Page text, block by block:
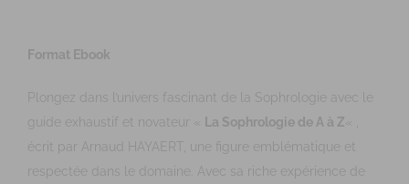
Format Ebook
Plongez dans l’univers fascinant de la Sophrologie avec le
guide exhaustif et novateur «
La Sophrologie de A à Z « ,
écrit par Arnaud HAYAERT, une figure emblématique et
respectée dans le domaine. Avec sa riche expérience de